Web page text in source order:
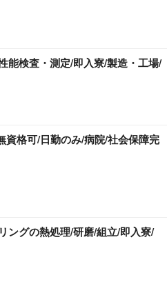
能検査・測定/即入寮/製造・工場/
資格可/日勤のみ/病院/社会保障完
ングの熱処理/研磨/組立/即入寮/